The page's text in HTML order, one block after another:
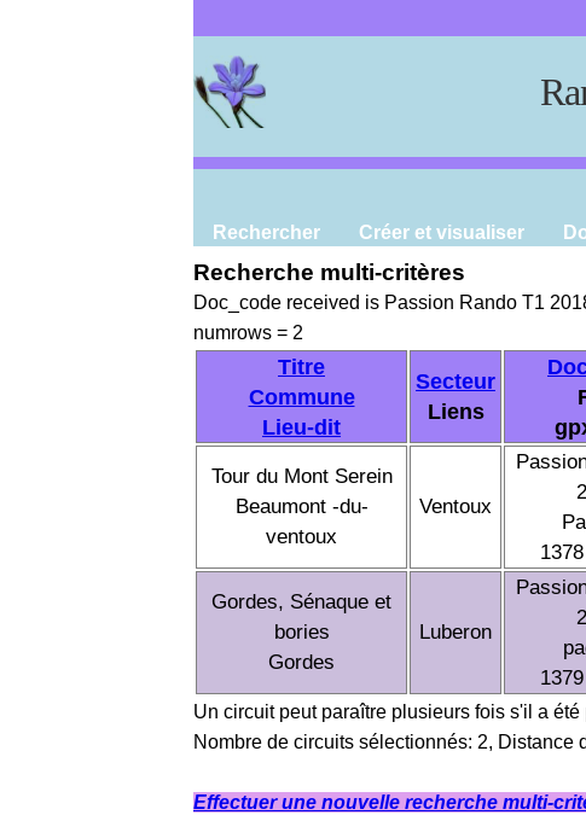
Rechercher Créer et visualiser
Recherche multi-critères
Doc_code received is Passion Rando T1
numrows = 2
Titre
Commune
Lieu-dit
Secteur
Liens
Tour du Mont Serein
Beaumont -du-
ventoux
Ventoux
Gordes, Sénaque et
bories
Gordes
Luberon
Un circuit peut paraître plusieurs fois s'il a
Nombre de circuits sélectionnés: 2, Distance
Effectuer une nouvelle recherche multi-